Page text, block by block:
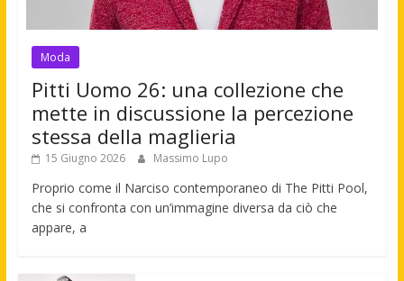
Moda
Pitti Uomo 26: una collezione che
mette in discussione la percezione
stessa della maglieria
15 Giugno 2026 Massimo Lupo
Proprio come il Narciso contemporaneo di The Pitti Pool,
che si confronta con un’immagine diversa da ciò che
appare, a